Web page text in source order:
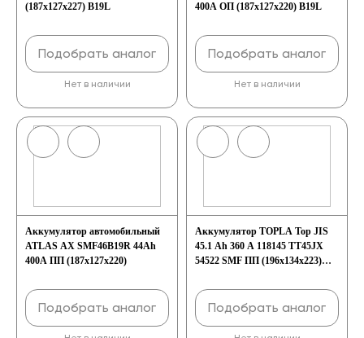
(187х127х227) B19L
Подобрать аналог
Нет в наличии
400A ОП (187x127x220) B19L
Подобрать аналог
Нет в наличии
Аккумулятор автомобильный
ATLAS AX SMF46B19R 44Ah
400A ПП (187х127х220)
Подобрать аналог
Аккумулятор TOPLA Top JIS
45.1 Ah 360 A 118145 TT45JX
54522 SMF ПП (196x134x223)
Подобрать аналог